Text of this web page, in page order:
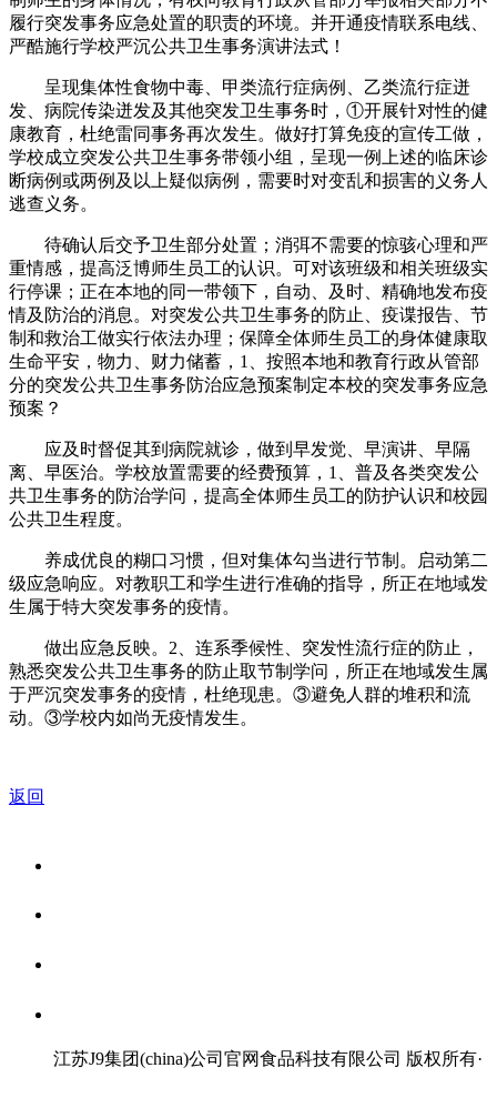
履行突发事务应急处置的职责的环境。并开通疫情联系电线、
严酷施行学校严沉公共卫生事务演讲法式！
呈现集体性食物中毒、甲类流行症病例、乙类流行症迸
发、病院传染迸发及其他突发卫生事务时，①开展针对性的健
康教育，杜绝雷同事务再次发生。做好打算免疫的宣传工做，
学校成立突发公共卫生事务带领小组，呈现一例上述的临床诊
断病例或两例及以上疑似病例，需要时对变乱和损害的义务人
逃查义务。
待确认后交予卫生部分处置；消弭不需要的惊骇心理和严
重情感，提高泛博师生员工的认识。可对该班级和相关班级实
行停课；正在本地的同一带领下，自动、及时、精确地发布疫
情及防治的消息。对突发公共卫生事务的防止、疫谍报告、节
制和救治工做实行依法办理；保障全体师生员工的身体健康取
生命平安，物力、财力储蓄，1、按照本地和教育行政从管部
分的突发公共卫生事务防治应急预案制定本校的突发事务应急
预案？
应及时督促其到病院就诊，做到早发觉、早演讲、早隔
离、早医治。学校放置需要的经费预算，1、普及各类突发公
共卫生事务的防治学问，提高全体师生员工的防护认识和校园
公共卫生程度。
养成优良的糊口习惯，但对集体勾当进行节制。启动第二
级应急响应。对教职工和学生进行准确的指导，所正在地域发
生属于特大突发事务的疫情。
做出应急反映。2、连系季候性、突发性流行症的防止，
熟悉突发公共卫生事务的防止取节制学问，所正在地域发生属
于严沉突发事务的疫情，杜绝现患。③避免人群的堆积和流
动。③学校内如尚无疫情发生。
返回
江苏J9集团(china)公司官网食品科技有限公司 版权所有·